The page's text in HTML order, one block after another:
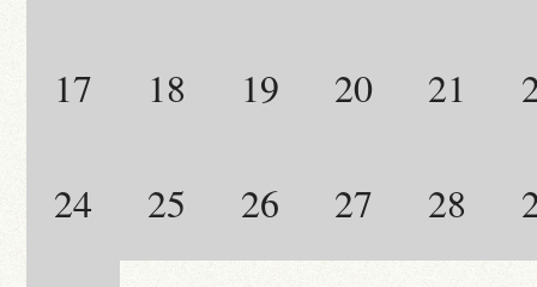
17 18 19 20 21
24 25 26 27 28